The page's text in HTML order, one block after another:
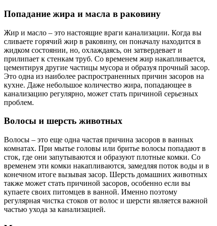
Попадание жира и масла в раковину
Жир и масло – это настоящие враги канализации. Когда вы
сливаете горячий жир в раковину, он поначалу находится в
жидком состоянии, но, охлаждаясь, он затвердевает и
прилипает к стенкам труб. Со временем жир накапливается,
цементируя другие частицы мусора и образуя прочный засор.
Это одна из наиболее распространенных причин засоров на
кухне. Даже небольшое количество жира, попадающее в
канализацию регулярно, может стать причиной серьезных
проблем.
Волосы и шерсть животных
Волосы – это еще одна частая причина засоров в ванных
комнатах. При мытье головы или бритье волосы попадают в
сток, где они запутываются и образуют плотные комки. Со
временем эти комки накапливаются, замедляя поток воды и в
конечном итоге вызывая засор. Шерсть домашних животных
также может стать причиной засоров, особенно если вы
купаете своих питомцев в ванной. Именно поэтому
регулярная чистка стоков от волос и шерсти является важной
частью ухода за канализацией.